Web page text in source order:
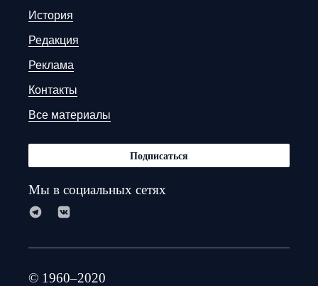
История
Редакция
Реклама
Контакты
Все материалы
Подписаться
Мы в социальных сетях
© 1960–2020